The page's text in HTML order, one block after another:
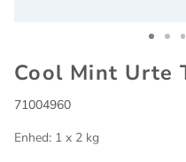
Cool Mint Urte
71004960
Enhed: 1 x 2 kg